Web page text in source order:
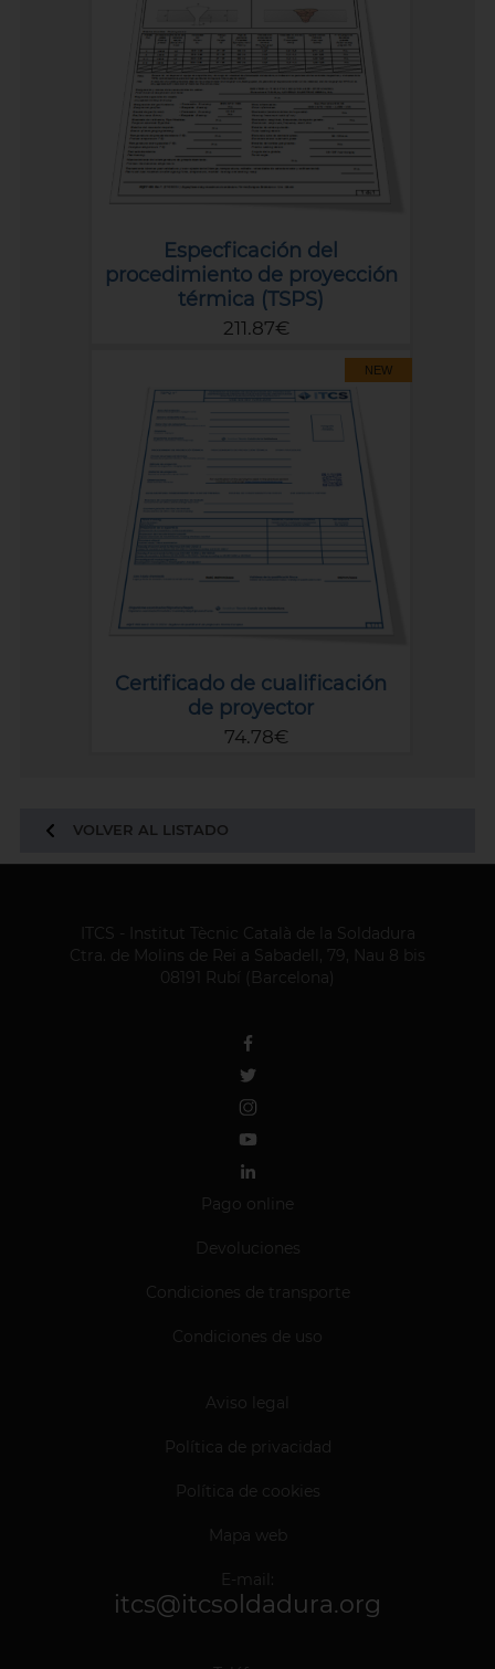
Especficación del
procedimiento de proyección
térmica (TSPS)
211.87€
NEW
Certificado de cualificación
de proyector
74.78€
VOLVER AL LISTADO
ITCS - Institut Tècnic Català de la Soldadura
Ctra. de Molins de Rei a Sabadell, 79, Nau 8 bis
08191 Rubí (Barcelona)
Pago online
Devoluciones
Condiciones de transporte
Condiciones de uso
Aviso legal
Política de privacidad
Política de cookies
Mapa web
E-mail:
itcs@itcsoldadura.org